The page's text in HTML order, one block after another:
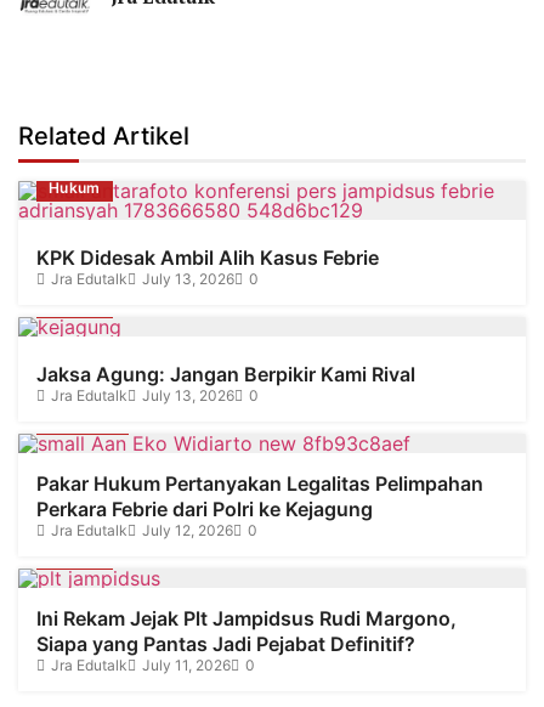
Related Artikel
Hukum
KPK Didesak Ambil Alih Kasus Febrie
Jra Edutalk July 13, 2026
0
Jaksa Agung: Jangan Berpikir Kami Rival
Jra Edutalk July 13, 2026
0
Pakar Hukum Pertanyakan Legalitas Pelimpahan
Perkara Febrie dari Polri ke Kejagung
Jra Edutalk July 12, 2026
0
Ini Rekam Jejak Plt Jampidsus Rudi Margono,
Siapa yang Pantas Jadi Pejabat Definitif?
Jra Edutalk July 11, 2026 0